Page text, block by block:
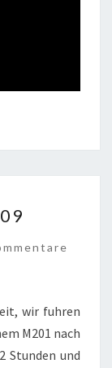
wir fuhren
M201 nach
Stunden und